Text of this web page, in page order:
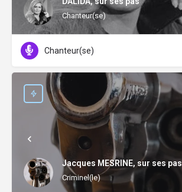
Chanteur(se)
Chanteur(se)
Jacques MESRINE, sur ses pas
Criminel(le)